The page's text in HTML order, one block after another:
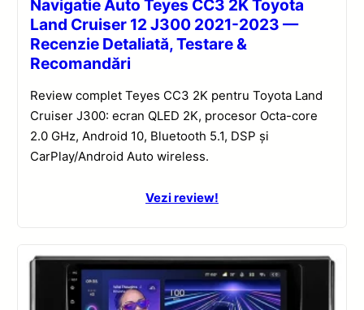
Navigatie Auto Teyes CC3 2K Toyota
Land Cruiser 12 J300 2021-2023 —
Recenzie Detaliată, Testare &
Recomandări
Review complet Teyes CC3 2K pentru Toyota Land
Cruiser J300: ecran QLED 2K, procesor Octa-core
2.0 GHz, Android 10, Bluetooth 5.1, DSP și
CarPlay/Android Auto wireless.
Vezi review!